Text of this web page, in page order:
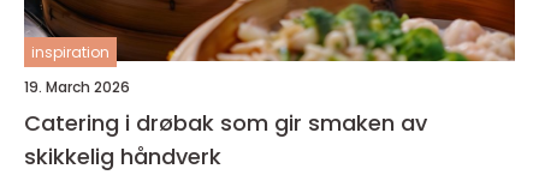
inspiration
19. March 2026
Catering i drøbak som gir smaken av
skikkelig håndverk